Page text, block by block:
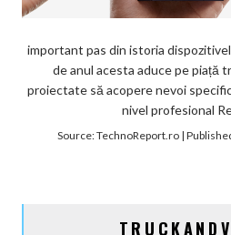
important pas din istoria
de anul acesta aduce pe piață
proiectate să acopere nevoi
nivel profesional
Source:TechnoReport.ro|